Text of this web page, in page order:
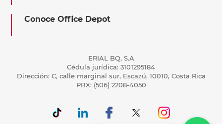
Conoce Office Depot
ERIAL BQ, S.A
Cédula jurídica: 3101295184
Dirección: C, calle marginal sur, Escazú, 10010, Costa Rica
PBX: (506) 2208-4050